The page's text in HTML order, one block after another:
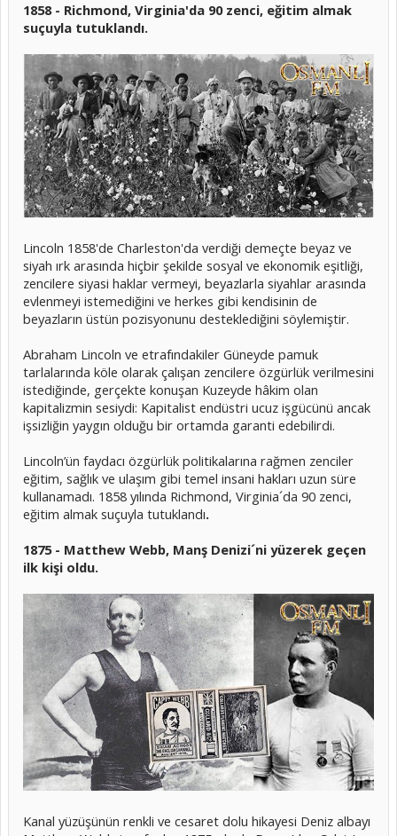
1858 - Richmond, Virginia'da 90 zenci, eğitim almak
suçuyla tutuklandı.
Lincoln 1858'de Charleston'da verdiği demeçte beyaz ve
siyah ırk arasında hiçbir şekilde sosyal ve ekonomik eşitliği,
zencilere siyasi haklar vermeyi, beyazlarla siyahlar arasında
evlenmeyi istemediğini ve herkes gibi kendisinin de
beyazların üstün pozisyonunu desteklediğini söylemiştir.
Abraham Lincoln ve etrafındakiler Güneyde pamuk
tarlalarında köle olarak çalışan zencilere özgürlük verilmesini
istediğinde, gerçekte konuşan Kuzeyde hâkim olan
kapitalizmin sesiydi: Kapitalist endüstri ucuz işgücünü ancak
işsizliğin yaygın olduğu bir ortamda garanti edebilirdi.
Lincoln’ün faydacı özgürlük politikalarına rağmen zenciler
eğitim, sağlık ve ulaşım gibi temel insani hakları uzun süre
kullanamadı. 1858 yılında Richmond, Virginia´da 90 zenci,
eğitim almak suçuyla tutuklandı.
1875 - Matthew Webb, Manş Denizi´ni yüzerek geçen
ilk kişi oldu.
Kanal yüzüşünün renkli ve cesaret dolu hikayesi Deniz albayı